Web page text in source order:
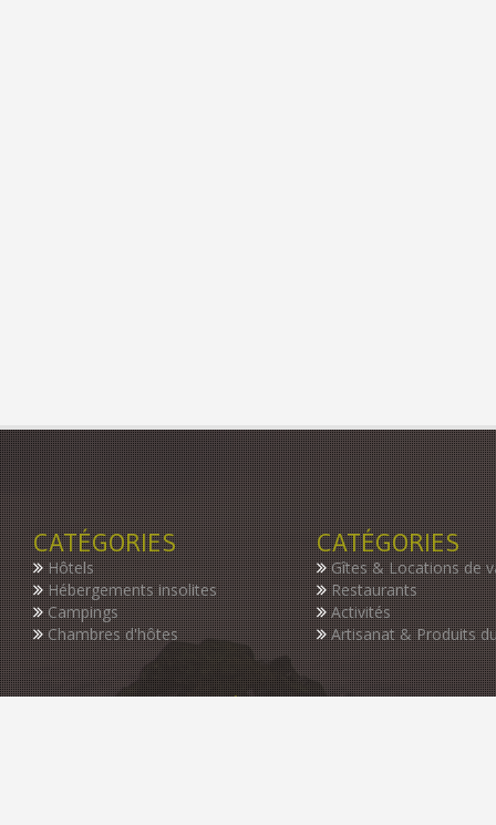
CATÉGORIES
Hôtels
Hébergements insolites
Campings
Chambres d'hôtes
CATÉGORIES
Gîtes & Locations de
Restaurants
Activités
Artisanat & Produits